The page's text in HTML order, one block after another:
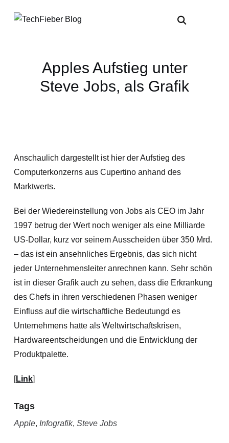
Apples Aufstieg unter
Steve Jobs, als Grafik
Anschaulich dargestellt ist hier der Aufstieg des
Computerkonzerns aus Cupertino anhand des
Marktwerts.
Bei der Wiedereinstellung von Jobs als CEO im Jahr
1997 betrug der Wert noch weniger als eine Milliarde
US-Dollar, kurz vor seinem Ausscheiden über 350 Mrd.
– das ist ein ansehnliches Ergebnis, das sich nicht
jeder Unternehmensleiter anrechnen kann. Sehr schön
ist in dieser Grafik auch zu sehen, dass die Erkrankung
des Chefs in ihren verschiedenen Phasen weniger
Einfluss auf die wirtschaftliche Bedeutungd es
Unternehmens hatte als Weltwirtschaftskrisen,
Hardwareentscheidungen und die Entwicklung der
Produktpalette.
[Link]
Tags
Apple, Infografik, Steve Jobs